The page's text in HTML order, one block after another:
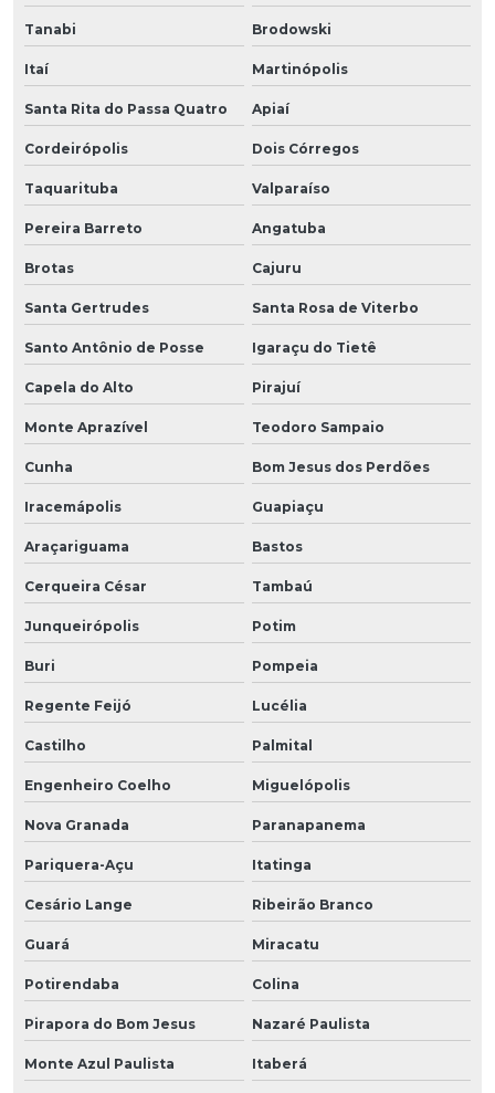
Tanabi Brodowski
Itaí Martinópolis
Santa Rita do Passa Quatro Apiaí
Cordeirópolis Dois Córregos
Taquarituba Valparaíso
Pereira Barreto Angatuba
Brotas Cajuru
Santa Gertrudes Santa Rosa de Viterbo
Santo Antônio de Posse Igaraçu do Tietê
Capela do Alto Pirajuí
Monte Aprazível Teodoro Sampaio
Cunha Bom Jesus dos Perdões
Iracemápolis Guapiaçu
Araçariguama Bastos
Cerqueira César Tambaú
Junqueirópolis Potim
Buri Pompeia
Regente Feijó Lucélia
Castilho Palmital
Engenheiro Coelho Miguelópolis
Nova Granada Paranapanema
Pariquera-Açu Itatinga
Cesário Lange Ribeirão Branco
Guará Miracatu
Potirendaba Colina
Pirapora do Bom Jesus Nazaré Paulista
Monte Azul Paulista Itaberá